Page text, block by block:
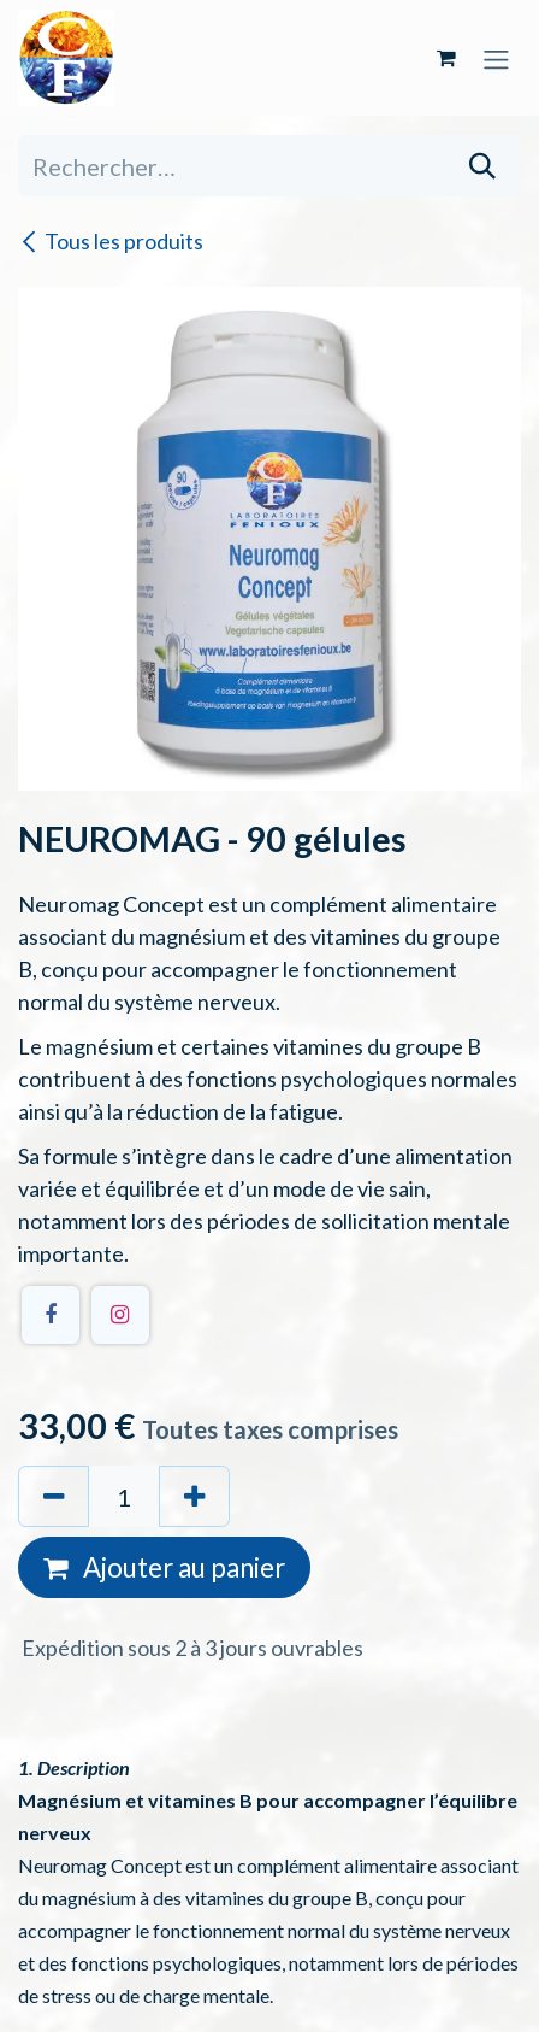
Se rendre au contenu
Tous les produits
NEUROMAG - 90 gélules
Neuromag Concept est un complément alimentaire
associant du magnésium et des vitamines du groupe
B, conçu pour accompagner le fonctionnement
normal du système nerveux.
Le magnésium et certaines vitamines du groupe B
contribuent à des fonctions psychologiques normales
ainsi qu’à la réduction de la fatigue.
Sa formule s’intègre dans le cadre d’une alimentation
variée et équilibrée et d’un mode de vie sain,
notamment lors des périodes de sollicitation mentale
importante.
33,00 € Toutes taxes comprises
Ajouter au panier
Expédition sous 2 à 3 jours ouvrables
1. Description
Magnésium et vitamines B pour accompagner l’équilibre
nerveux
Neuromag Concept est un complément alimentaire associant
du magnésium à des vitamines du groupe B, conçu pour
accompagner le fonctionnement normal du système nerveux
et des fonctions psychologiques, notamment lors de périodes
de stress ou de charge mentale.